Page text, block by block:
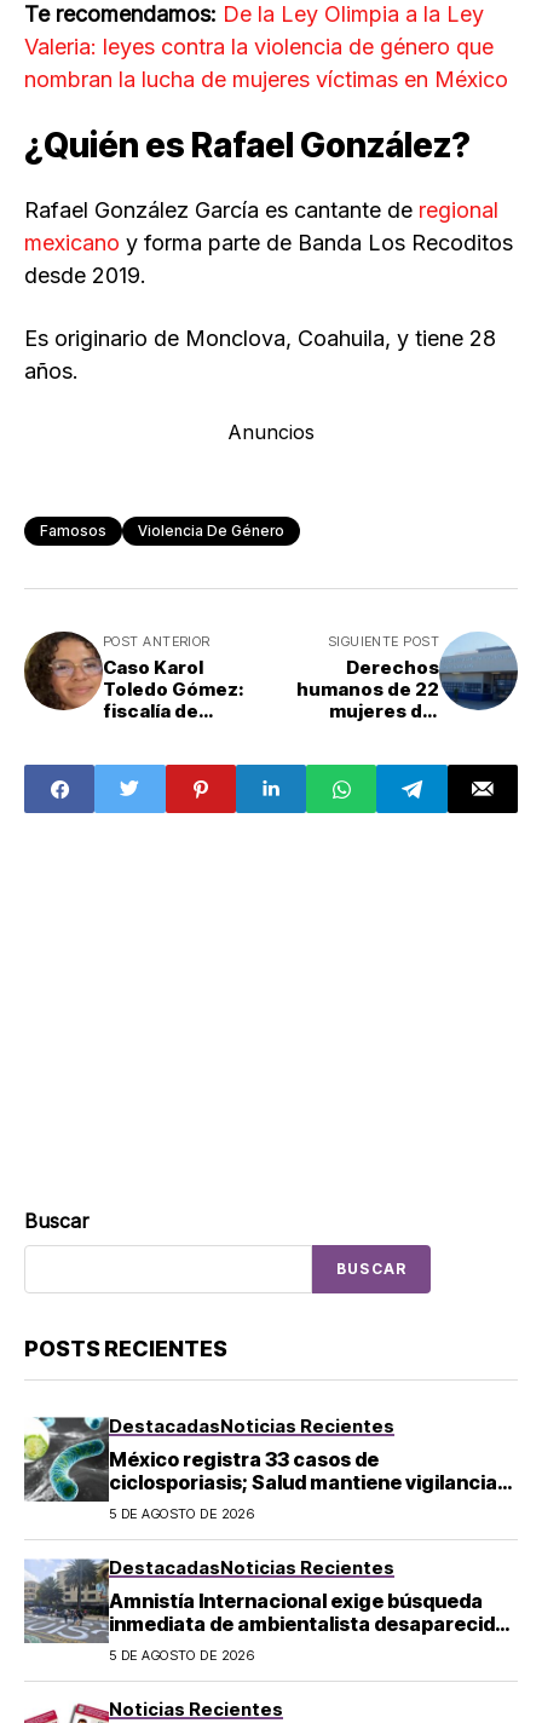
Te recomendamos: De la Ley Olimpia a la Ley
Valeria: leyes contra la violencia de género que
nombran la lucha de mujeres víctimas en México
¿Quién es Rafael González?
Rafael González García es cantante de regional
mexicano y forma parte de Banda Los Recoditos
desde 2019.
Es originario de Monclova, Coahuila, y tiene 28
años.
Anuncios
Famosos Violencia De Género
POST ANTERIOR
Caso Karol
Toledo Gómez:
fiscalía de
hallado es de la
estudiante de la
UAEM
SIGUIENTE POST
Derechos
humanos de 22
mujeres del
vulnerados por el
Estado mexicano:
ONU
Buscar
BUSCAR
POSTS RECIENTES
DestacadasNoticias Recientes
México registra 33 casos de
ciclosporiasis; Salud mantiene vigilancia
epidemiológica
5 DE AGOSTO DE 2026
DestacadasNoticias Recientes
Amnistía Internacional exige búsqueda
inmediata de ambientalista desaparecido
en Michoacán
5 DE AGOSTO DE 2026
Noticias Recientes